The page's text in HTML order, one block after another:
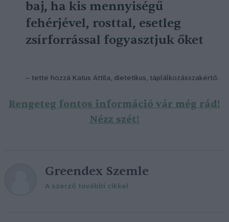
baj, ha kis mennyiségű
fehérjével, rosttal, esetleg
zsírforrással fogyasztjuk őket
– tette hozzá Katus Attila, dietetikus, táplálkozásszakértő.
Rengeteg fontos információ vár még rád!
Nézz szét!
Greendex Szemle
A szerző további cikkei